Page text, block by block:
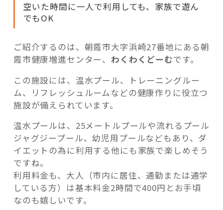
空いた時間に一人で利用しても、家族で遊ん
でもOK
ご紹介するのは、朝霞市大字浜崎27番地にある朝
霞市健康増進センター、わくわくどーむです。
この施設には、温水プール、トレーニングルー
ム、リフレッシュルームなどの健康作りに役立つ
施設が備えられています。
温水プールは、25メートルプールや流れるプール
ジャグジープール、幼児用プールなどもあり、ダ
イエットの為に利用する他にも家族で楽しめそう
ですね。
利用料金も、大人（市内に居住、通勤または通学
している方）は基本料金2時間で400円とお手頃
なのも嬉しいです。